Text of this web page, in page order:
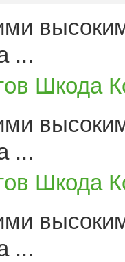
...
Шкода
...
Шкода
...